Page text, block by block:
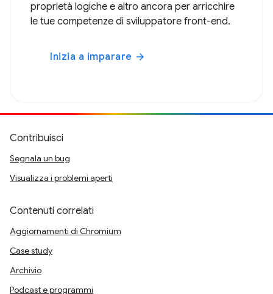
proprietà logiche e altro ancora per arricchire
le tue competenze di sviluppatore front-end.
Inizia a imparare arrow_forward
Contribuisci
Segnala un bug
Visualizza i problemi aperti
Contenuti correlati
Aggiornamenti di Chromium
Case study
Archivio
Podcast e programmi